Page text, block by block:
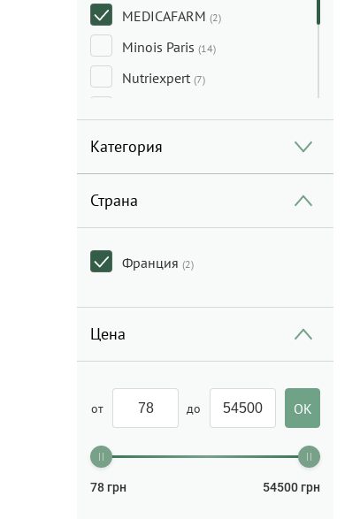
MEDICAFARM (2)
Minois Paris (14)
Nutriexpert (7)
Pediakid
Too Fruit(7)
Категория
Страна
Франция (2)
Цена
от до
78 грн 54500 грн